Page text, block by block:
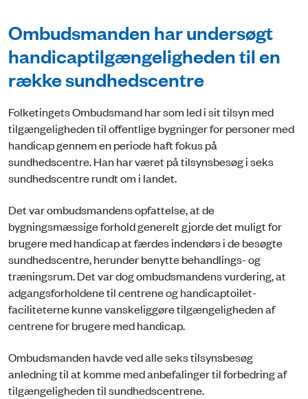
Ombudsmanden har undersøgt
handicaptilgængeligheden til en
række sundhedscentre
Folketingets Ombudsmand har som led i sit tilsyn med
tilgængeligheden til offentlige bygninger for personer med
handicap gennem en periode haft fokus på
sundhedscentre. Han har været på tilsynsbesøg i seks
sundhedscentre rundt om i landet.
Det var ombudsmandens opfattelse, at de
bygningsmæssige forhold generelt gjorde det muligt for
brugere med handicap at færdes indendørs i de besøgte
sundhedscentre, herunder benytte behandlings- og
træningsrum. Det var dog ombudsmandens vurdering, at
adgangsforholdene til centrene og handicaptoilet-
faciliteterne kunne vanskeliggøre tilgængeligheden af
centrene for brugere med handicap.
Ombudsmanden havde ved alle seks tilsynsbesøg
anledning til at komme med anbefalinger til forbedring af
tilgængeligheden til sundhedscentrene.